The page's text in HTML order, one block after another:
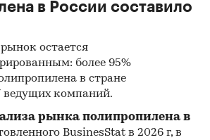
информации о
фруктов
сельскохозяйственной
товары / ... /
в России составило
остается
более 95%
в стране
ведущих компаний.
рынка полипропилена в
BusinesStat в 2026 г, в